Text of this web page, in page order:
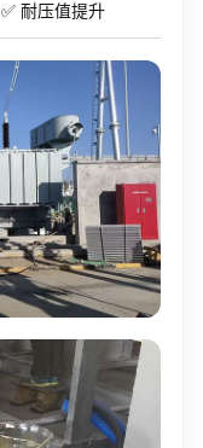
✅ 耐压值提升